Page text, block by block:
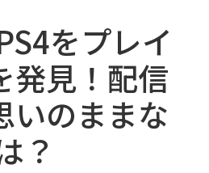
をプレイ
発見！配信
いのままな
？